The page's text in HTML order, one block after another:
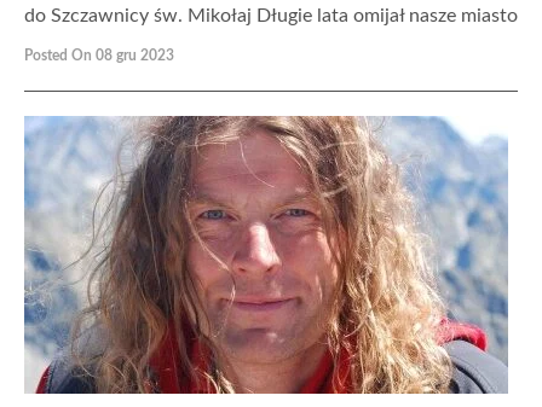
do Szczawnicy św. Mikołaj Długie lata omijał nasze miasto
Posted On 08 gru 2023